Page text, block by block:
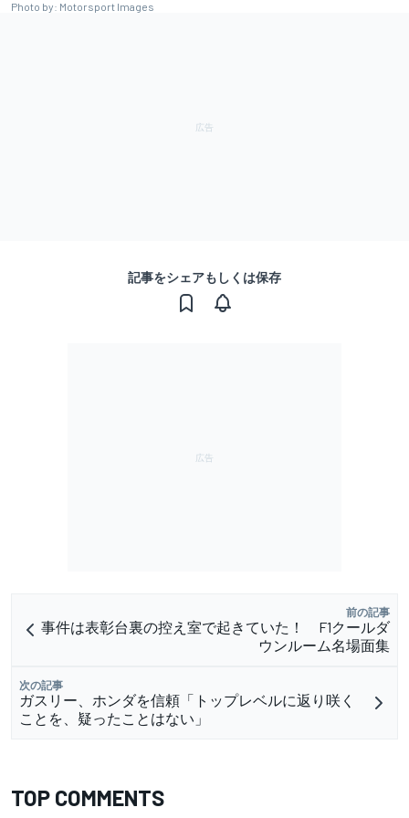
Photo by: Motorsport Images
記事をシェアもしくは保存
前の記事
事件は表彰台裏の控え室で起きていた！ F1クールダ
ウンルーム名場面集
次の記事
ガスリー、ホンダを信頼「トップレベルに返り咲く
ことを、疑ったことはない」
TOP COMMENTS